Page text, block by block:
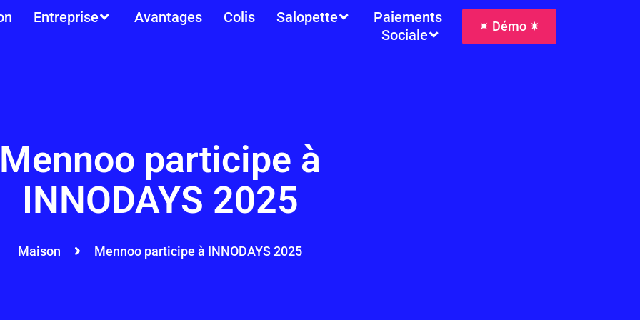
Entreprise Avantages Colis Salopette
Paiements
Sociale
✷ Démo ✷
Mennoo participe à
INNODAYS 2025
Maison Mennoo participe à INNODAYS 2025